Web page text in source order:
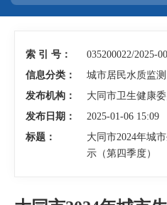
索 引 号：
035200022/2025-
信息分类：
城市居民水质监测
发布机构：
大同市卫生健康
发布日期：
2025-01-06 15:09
标题：
大同市2024年城
示（第四季度）